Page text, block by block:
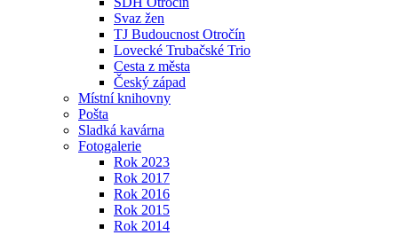
Svaz žen
TJ Budoucnost Otročín
Lovecké Trubačské Trio
Cesta z města
Český západ
Místní knihovny
Pošta
Sladká kavárna
Fotogalerie
Rok 2023
Rok 2017
Rok 2016
Rok 2015
Rok 2014